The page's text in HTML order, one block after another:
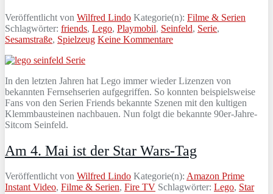
Veröffentlicht von Wilfred Lindo Kategorie(n): Filme & Serien
Schlagwörter: friends, Lego, Playmobil, Seinfeld, Serie,
Sesamstraße, Spielzeug Keine Kommentare
In den letzten Jahren hat Lego immer wieder Lizenzen von
bekannten Fernsehserien aufgegriffen. So konnten beispielsweise
Fans von den Serien Friends bekannte Szenen mit den kultigen
Klemmbausteinen nachbauen. Nun folgt die bekannte 90er-Jahre-
Sitcom Seinfeld.
Am 4. Mai ist der Star Wars-Tag
Veröffentlicht von Wilfred Lindo Kategorie(n): Amazon Prime
Instant Video, Filme & Serien, Fire TV Schlagwörter: Lego, Star